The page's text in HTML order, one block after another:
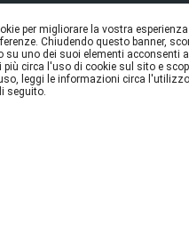
per migliorare la vostra
Chiudendo questo banner,
su uno dei suoi elementi acconsenti
più circa l'uso di cookie sul sito e
leggi le informazioni circa
seguito.